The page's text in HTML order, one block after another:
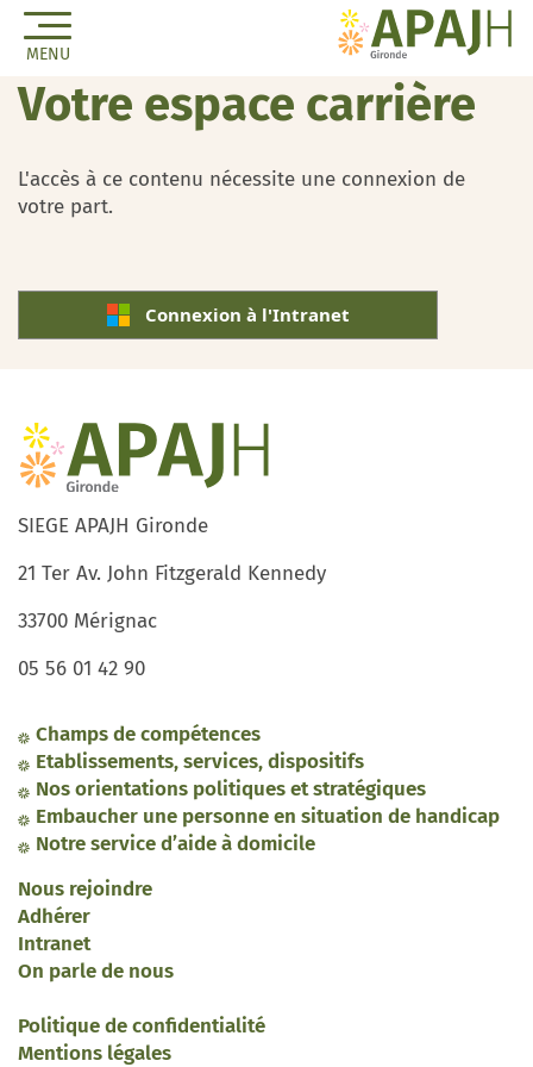
MENU
Votre espace carrière
L'accès à ce contenu nécessite une connexion de
votre part.
Connexion à l'Intranet
SIEGE APAJH Gironde
21 Ter Av. John Fitzgerald Kennedy
33700 Mérignac
05 56 01 42 90
Champs de compétences
Etablissements, services, dispositifs
Nos orientations politiques et stratégiques
Embaucher une personne en situation de handicap
Notre service d’aide à domicile
Nous rejoindre
Adhérer
Intranet
On parle de nous
Politique de confidentialité
Mentions légales